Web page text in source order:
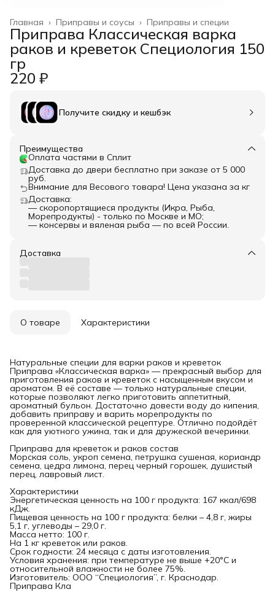
Приправы и специи
Приправы и соусы ›
Главная ›
Приправа Классическая варка
раков и креветок Специология 150
гр
220 ₽
Получите скидку и кешбэк
Преимущества
Оплата частями в Сплит
Доставка до двери бесплатно при заказе от 5 000
руб.
Внимание для Весового товара! Цена указана за кг
Доставка:
— скоропортящиеся продукты (Икра, Рыба,
Морепродукты) - только по Москве и МО;
— консервы и вяленая рыба — по всей России.
Доставка
О товаре Характеристики
Натуральные специи для варки раков и креветок
Приправа «Классическая варка» — прекрасный выбор для
приготовления раков и креветок с насыщенным вкусом и
ароматом. В её составе — только натуральные специи,
которые позволяют легко приготовить аппетитный,
ароматный бульон. Достаточно довести воду до кипения,
добавить приправу и варить морепродукты по
проверенной классической рецептуре. Отлично подойдёт
как для уютного ужина, так и для дружеской вечеринки.
Приправа для креветок и раков состав
Морская соль, укроп семена, петрушка сушеная, кориандр
семена, цедра лимона, перец черный горошек, душистый
перец, лавровый лист.
Характеристики
Энергетическая ценность на 100 г продукта: 167 ккал/698
кДж.
Пищевая ценность на 100 г продукта: белки – 4,8 г, жиры
5,1 г, углеводы – 29,0 г.
Масса нетто: 100 г.
На 1 кг креветок или раков.
Срок годности: 24 месяца с даты изготовления.
Условия хранения: при температуре не выше +20°С и
относительной влажности не более 75%.
Изготовитель: ООО “Специология”, г. Краснодар.
Приправа Кла